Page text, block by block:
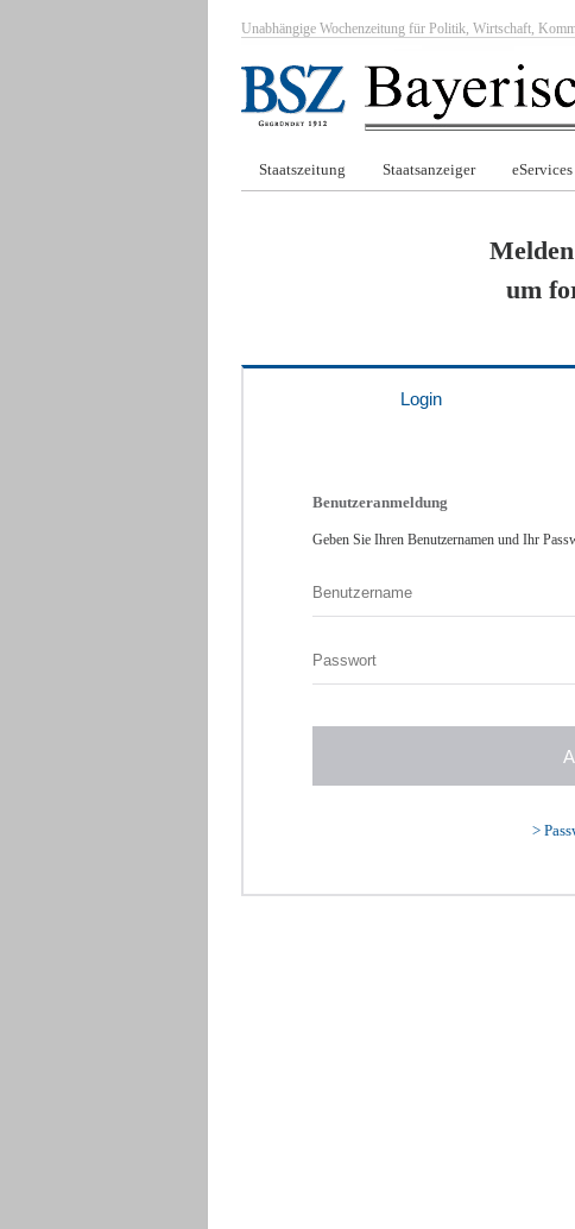
Unabhängige Wochenzeitung für Politik, Wirtschaft,
Staatszeitung Staatsanzeiger eServices
um
Login
Benutzeranmeldung
Geben Sie Ihren Benutzernamen und Ihr
>